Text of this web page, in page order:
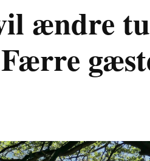
ændre